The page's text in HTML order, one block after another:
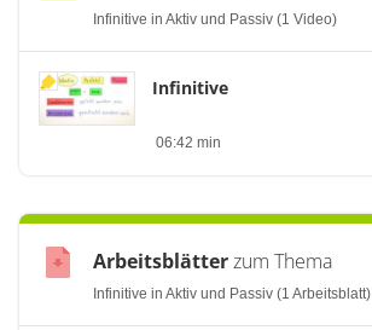
Infinitive in Aktiv und Passiv (1 Video)
Infinitive
06:42 min
Arbeitsblätterzum Thema
Infinitive in Aktiv und Passiv (1 Arbeitsblatt)